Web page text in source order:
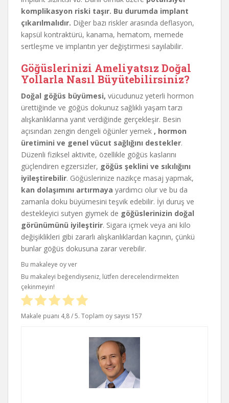
komplikasyon riski taşır. Bu durumda implant
çıkarılmalıdır. Diğer bazı riskler arasında deflasyon,
kapsül kontraktürü, kanama, hematom, memede
sertleşme ve implantın yer değiştirmesi sayılabilir.
Göğüslerinizi Ameliyatsız Doğal
Yollarla Nasıl Büyütebilirsiniz?
Doğal göğüs büyümesi, vücudunuz yeterli hormon
ürettiğinde ve göğüs dokunuz sağlıklı yaşam tarzı
alışkanlıklarına yanıt verdiğinde gerçekleşir. Besin
açısından zengin dengeli öğünler yemek , hormon
üretimini ve genel vücut sağlığını destekler.
Düzenli fiziksel aktivite, özellikle göğüs kaslarını
güçlendiren egzersizler, göğüs şeklini ve sıkılığını
iyileştirebilir. Göğüslerinize nazikçe masaj yapmak,
kan dolaşımını artırmaya yardımcı olur ve bu da
zamanla doku büyümesini teşvik edebilir. İyi duruş ve
destekleyici sutyen giymek de göğüslerinizin doğal
görünümünü iyileştirir. Sigara içmek veya ani kilo
değişiklikleri gibi zararlı alışkanlıklardan kaçının, çünkü
bunlar göğüs dokusuna zarar verebilir.
Bu makaleye oy ver
Bu makaleyi beğendiyseniz, lütfen derecelendirmekten
çekinmeyin!
Makale puanı 4,8/ 5. Toplam oy sayısı 157